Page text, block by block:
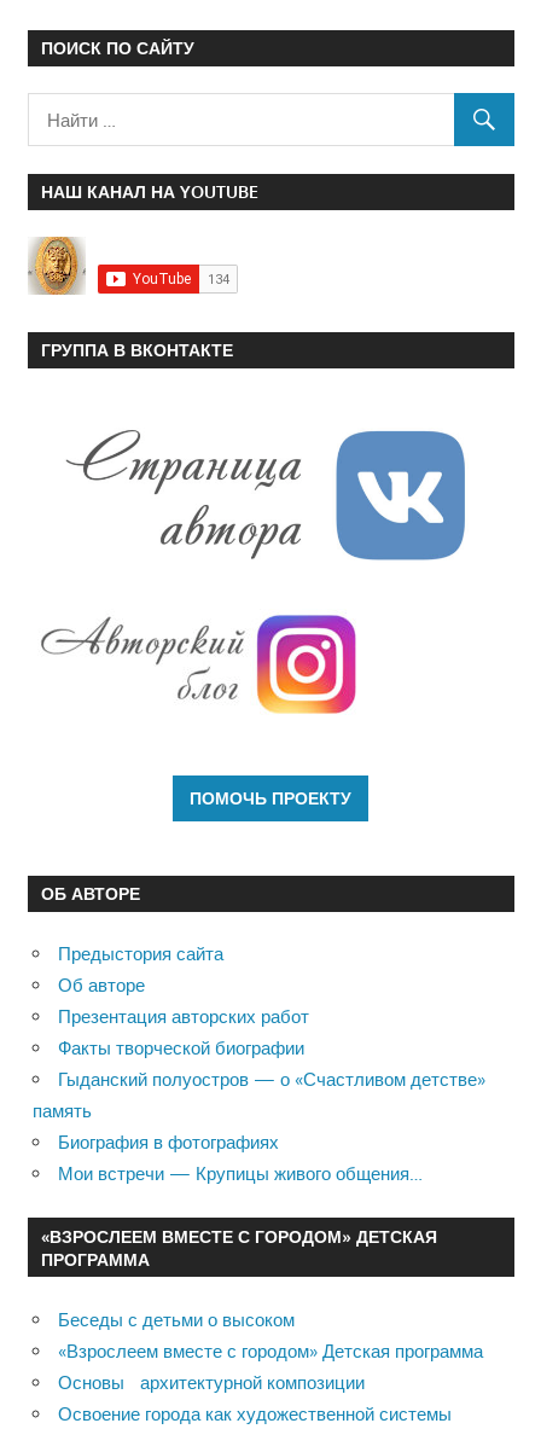
ПОИСК ПО САЙТУ
НАШ КАНАЛ НА YOUTUBE
ГРУППА В ВКОНТАКТЕ
ОБ АВТОРЕ
Предыстория сайта
Об авторе
Презентация авторских работ
Факты творческой биографии
Гыданский полуостров — о «Счастливом детстве»
память
Биография в фотографиях
Мои встречи — Крупицы живого общения…
«ВЗРОСЛЕЕМ ВМЕСТЕ С ГОРОДОМ» ДЕТСКАЯ
ПРОГРАММА
Беседы с детьми о высоком
«Взрослеем вместе с городом» Детская программа
Основы архитектурной композиции
Освоение города как художественной системы